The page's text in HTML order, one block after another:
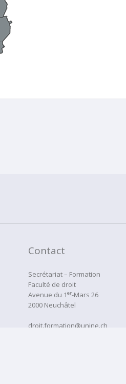
Contact
Secrétariat – Formation
Faculté de droit
Avenue du 1er-Mars 26
2000 Neuchâtel
droit.formation@unine.ch